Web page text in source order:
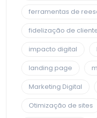
ferramentas de
fidelização de
impacto digital
landing page
Marketing Digital
Otimização de sites